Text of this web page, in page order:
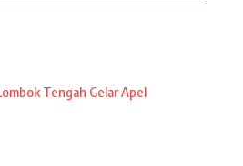
Tengah Gelar Apel